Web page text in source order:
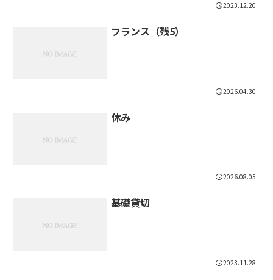
2023.12.20
フランス（残5）
2026.04.30
休み
2026.08.05
基礎貸切
2023.11.28